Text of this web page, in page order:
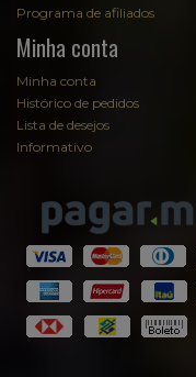
Programa de afiliados
Minha conta
Minha conta
Histórico de pedidos
Lista de desejos
Informativo